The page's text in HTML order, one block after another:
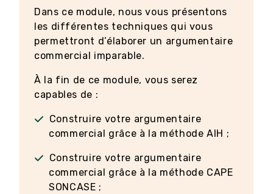
Dans ce module, nous vous présentons
les différentes techniques qui vous
permettront d’élaborer un argumentaire
commercial imparable.
À la fin de ce module, vous serez
capables de :
Construire votre argumentaire
commercial grâce à la méthode AIH ;
Construire votre argumentaire
commercial grâce à la méthode CAPE
SONCASE ;